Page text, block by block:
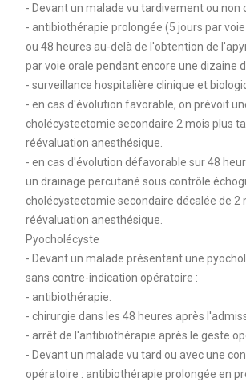
- Devant un malade vu tardivement ou non
- antibiothérapie prolongée (5 jours par
ou 48 heures au-delà de l'obtention de
par voie orale pendant encore une dizaine
- surveillance hospitalière clinique et
- en cas d'évolution favorable, on prévoit
cholécystectomie secondaire 2 mois plus
réévaluation anesthésique.
- en cas d'évolution défavorable sur 48
un drainage percutané sous contrôle
cholécystectomie secondaire décalée de 2
réévaluation anesthésique.
Pyocholécyste
- Devant un malade présentant une
sans contre-indication opératoire :
- antibiothérapie.
- chirurgie dans les 48 heures après
- arrêt de l'antibiothérapie après le geste
- Devant un malade vu tard ou avec une
opératoire : antibiothérapie prolongée en